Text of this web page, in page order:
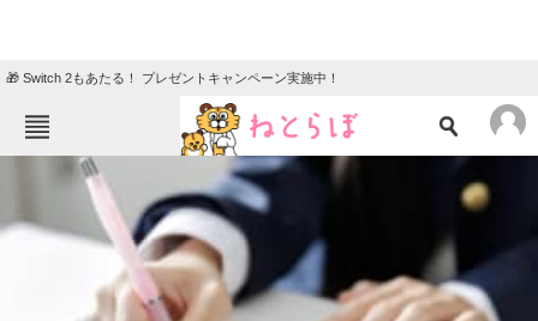
🎁 Switch 2もあたる！ プレゼントキャンペーン実施中！
ねとらぼメニュー
エンタメ クイズ
地域